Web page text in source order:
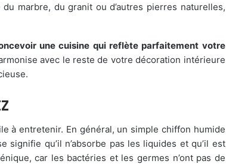
marbre, du granit ou d’autres pierres naturelles,
une cuisine qui reflète parfaitement votre
avec le reste de votre décoration intérieure
à entretenir. En général, un simple chiffon humide
qu’il n’absorbe pas les liquides et qu’il est
car les bactéries et les germes n’ont pas de